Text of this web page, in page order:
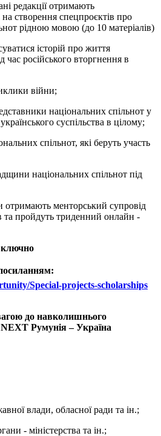
редакції отримають
створення спецпроєктів про
рідною мовою (до 10 матеріалів)
історій про життя
час російського вторгнення в
війни;
національних спільнот у
суспільства в цілому;
спільнот, які беруть участь
національних спільнот під
отримають менторський супровід
та пройдуть триденний онлайн -
Special-projects-scholarships
до навколишнього
Румунія – Україна
влади, обласної ради та ін.;
- міністерства та ін.;